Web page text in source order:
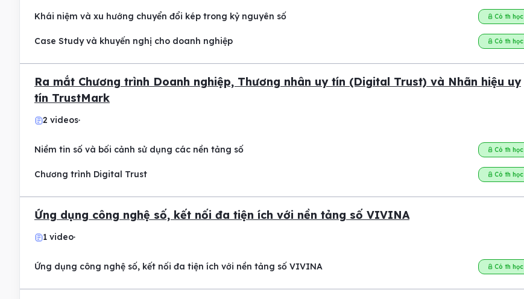
Khái niệm và xu hướng chuyển đổi kép trong kỷ nguyên số Có th học
Case Study và khuyến nghị cho doanh nghiệp Có th học
Ra mắt Chương trình Doanh nghiệp, Thương nhân uy tín (Digital Trust) và Nhãn hiệu uy
tín TrustMark
2 videos
Niềm tin số và bối cảnh sử dụng các nền tảng số Có th học
Chương trình Digital Trust Có th học
Ứng dụng công nghệ số, kết nối đa tiện ích với nền tảng số VIVINA
1 video
Ứng dụng công nghệ số, kết nối đa tiện ích với nền tảng số VIVINA Có th học